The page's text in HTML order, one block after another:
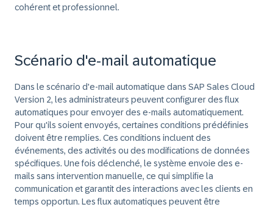
cohérent et professionnel.
Scénario d'e-mail automatique
Dans le scénario d'e-mail automatique dans SAP Sales Cloud
Version 2, les administrateurs peuvent configurer des flux
automatiques pour envoyer des e-mails automatiquement.
Pour qu'ils soient envoyés, certaines conditions prédéfinies
doivent être remplies. Ces conditions incluent des
événements, des activités ou des modifications de données
spécifiques. Une fois déclenché, le système envoie des e-
mails sans intervention manuelle, ce qui simplifie la
communication et garantit des interactions avec les clients en
temps opportun. Les flux automatiques peuvent être